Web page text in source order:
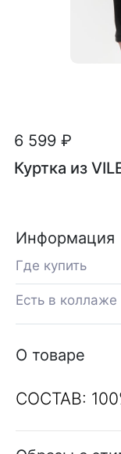
6 599 ₽
Куртка из
Информация
Где купить
Есть в коллаже
О товаре
СОСТАВ: